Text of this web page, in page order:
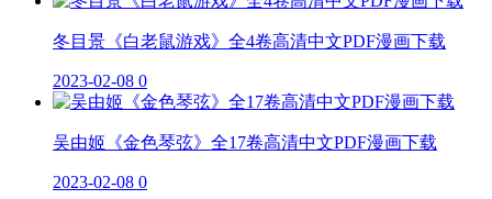
冬目景《白老鼠游戏》全4卷高清中文PDF漫画下载
2023-02-08 0
吴由姬《金色琴弦》全17卷高清中文PDF漫画下载
2023-02-08 0